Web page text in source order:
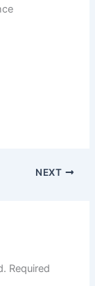
NEXT
Required